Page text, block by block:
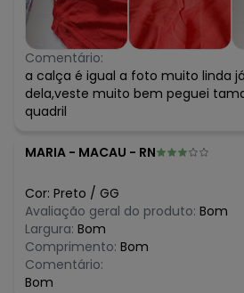
Comentário:
a calça é igual a foto muito linda
dela,veste muito bem peguei
quadril
MARIA - MACAU - RN
Cor: Preto / GG
Avaliação geral do produto: Bom
Largura: Bom
Comprimento: Bom
Comentário:
Bom